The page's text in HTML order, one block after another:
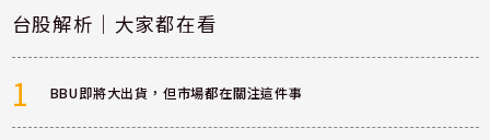
台股解析｜大家都在看
1 BBU即將大出貨，但市場都在關注這件事